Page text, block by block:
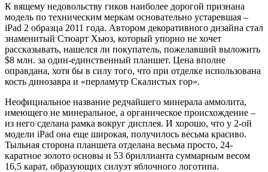
К вящему недовольству гиков наиболее дорогой признана
модель по техническим меркам основательно устаревшая –
iPad 2 образца 2011 года. Автором декоративного дизайна стал
знаменитый Стюарт Хьюз, который упорно не хочет
рассказывать, нашелся ли покупатель, пожелавший выложить
$8 млн. за один-единственный планшет. Цена вполне
оправдана, хотя бы в силу того, что при отделке использована
кость динозавра и «перламутр Скалистых гор».
Неофициальное название редчайшего минерала аммолита,
имеющего не минеральное, а органическое происхождение –
из него сделана рамка вокруг дисплея. И хорошо, что у 2-ой
модели iPad она еще широкая, получилось весьма красиво.
Тыльная сторона планшета отделана весьма просто, 24-
каратное золото основы и 53 бриллианта суммарным весом
16,5 карат, образующих силуэт яблочного логотипа.